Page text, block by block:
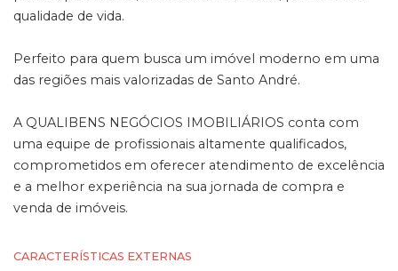
qualidade de vida.
Perfeito para quem busca um imóvel moderno em uma
das regiões mais valorizadas de Santo André.
A QUALIBENS NEGÓCIOS IMOBILIÁRIOS conta com
uma equipe de profissionais altamente qualificados,
comprometidos em oferecer atendimento de excelência
e a melhor experiência na sua jornada de compra e
venda de imóveis.
CARACTERÍSTICAS EXTERNAS